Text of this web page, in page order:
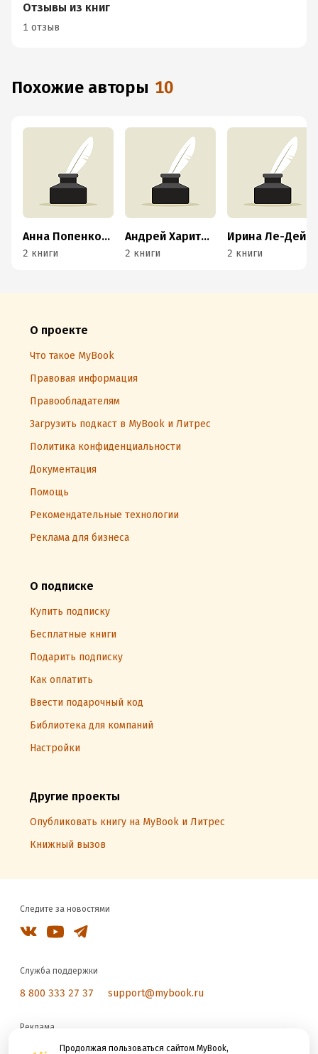
Продолжая пользоваться сайтом MyBook,
Отзывы из книг
1 отзыв
Похожие авторы 10
Анна Попенкова
2 книги
Андрей Харитонов
2 книги 2 книги
О проекте
Что такое MyBook
Правовая информация
Правообладателям
Загрузить подкаст в MyBook и Литрес
Политика конфиденциальности
Документация
Помощь
Рекомендательные технологии
Реклама для бизнеса
О подписке
Купить подписку
Бесплатные книги
Подарить подписку
Как оплатить
Ввести подарочный код
Библиотека для компаний
Настройки
Другие проекты
Опубликовать книгу на MyBook и Литрес
Книжный вызов
Следите за новостями
Служба поддержки
8 800 333 27 37 support@mybook.ru
Реклама
reklama@litres.ru